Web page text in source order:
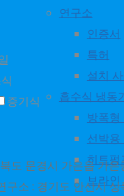
연구소
인증서
특허
설치
흡수식 냉동
방폭
선박용
히트펌
브라인
증기식
북도 문경시 가은읍
구소 : 경기도 안산